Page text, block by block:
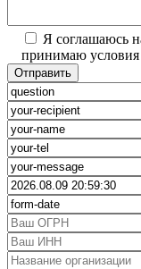
Я соглашаюсь
принимаю условия